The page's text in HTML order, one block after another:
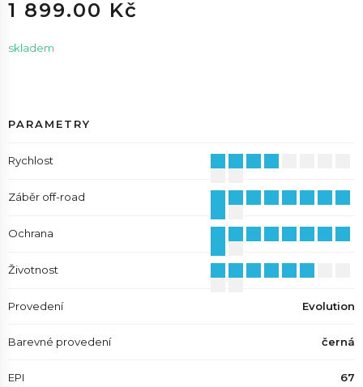
1 899.00 Kč
skladem
PARAMETRY
Rychlost
Záběr off-road
Ochrana
Životnost
Provedení Evolution
Barevné provedení černá
EPI 67